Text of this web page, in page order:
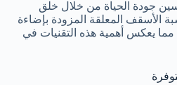
جودة الحياة من خلال خلق
الأسقف المعلقة المزودة بإضاءة